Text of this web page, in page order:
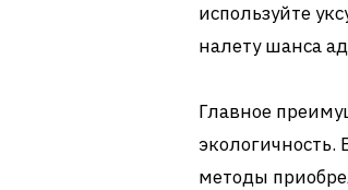
используйте
налету шанса
Главное
экологичность.
методы